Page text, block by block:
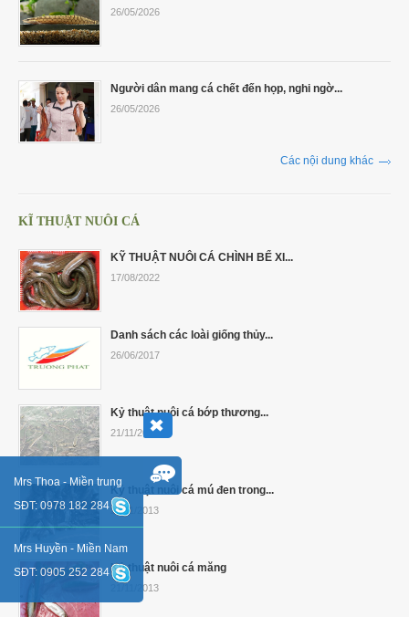
26/05/2026
Người dân mang cá chết đến họp, nghi ngờ...
26/05/2026
Các nội dung khác
KĨ THUẬT NUÔI CÁ
KỸ THUẬT NUÔI CÁ CHÌNH BỂ XI...
17/08/2022
Danh sách các loài giống thủy...
26/06/2017
Kỷ thuật nuôi cá bớp thương...
21/11/2013
Kỷ thuật nuôi cá mú đen trong...
21/11/2013
Kỷ thuật nuôi cá măng
21/11/2013
Mrs Thoa - Miền trung
SĐT: 0978 182 284
Mrs Huyền - Miền Nam
SĐT: 0905 252 284